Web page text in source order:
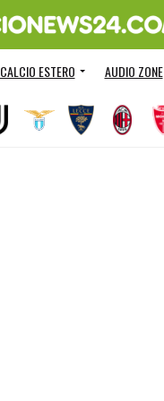
CALCIO ESTERO AUDIO ZONE